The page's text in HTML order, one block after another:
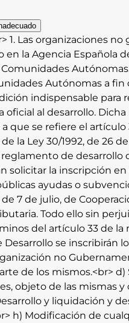
1. Las organizaciones
la Agencia Española
Autónomas a
indispensable para
al desarrollo.
que se refiere el
la Ley 30/1992, de 26
de
solicitar la inscripción
ayudas o
de 7 de julio, de
Todo ello sin
del artículo 33 de
se inscribirán
no
de los mismos.<br>
objeto de las mismas
y liquidación y
h) Modificación de